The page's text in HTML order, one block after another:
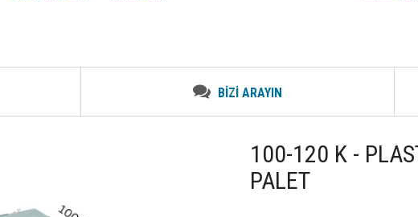
BİZİ ARAYIN
100-120 K -
PALET